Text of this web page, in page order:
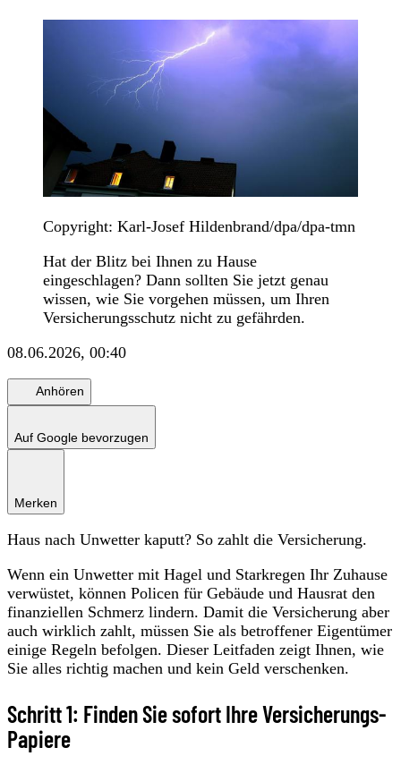
Copyright: Karl-Josef Hildenbrand/dpa/dpa-tmn
Hat der Blitz bei Ihnen zu Hause
eingeschlagen? Dann sollten Sie jetzt genau
wissen, wie Sie vorgehen müssen, um Ihren
Versicherungsschutz nicht zu gefährden.
08.06.2026, 00:40
Anhören
Auf Google bevorzugen
Merken
Haus nach Unwetter kaputt? So zahlt die Versicherung.
Wenn ein Unwetter mit Hagel und Starkregen Ihr Zuhause
verwüstet, können Policen für Gebäude und Hausrat den
finanziellen Schmerz lindern. Damit die Versicherung aber
auch wirklich zahlt, müssen Sie als betroffener Eigentümer
einige Regeln befolgen. Dieser Leitfaden zeigt Ihnen, wie
Sie alles richtig machen und kein Geld verschenken.
Schritt 1: Finden Sie sofort Ihre Versicherungs-
Papiere